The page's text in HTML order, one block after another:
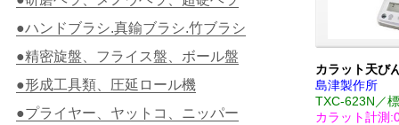
カラット天び
島津製作所
TXC-623N／
カラット計測
●ハンドブラシ.真鍮ブラシ.竹ブラシ
●精密旋盤、フライス盤、ボール盤
●形成工具類、圧延ロール機
●プライヤー、ヤットコ、ニッパー